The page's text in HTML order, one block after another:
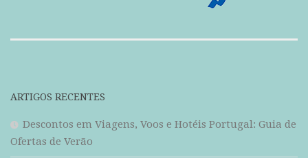
ARTIGOS RECENTES
Descontos em Viagens, Voos e Hotéis Portugal: Guia de
Ofertas de Verão